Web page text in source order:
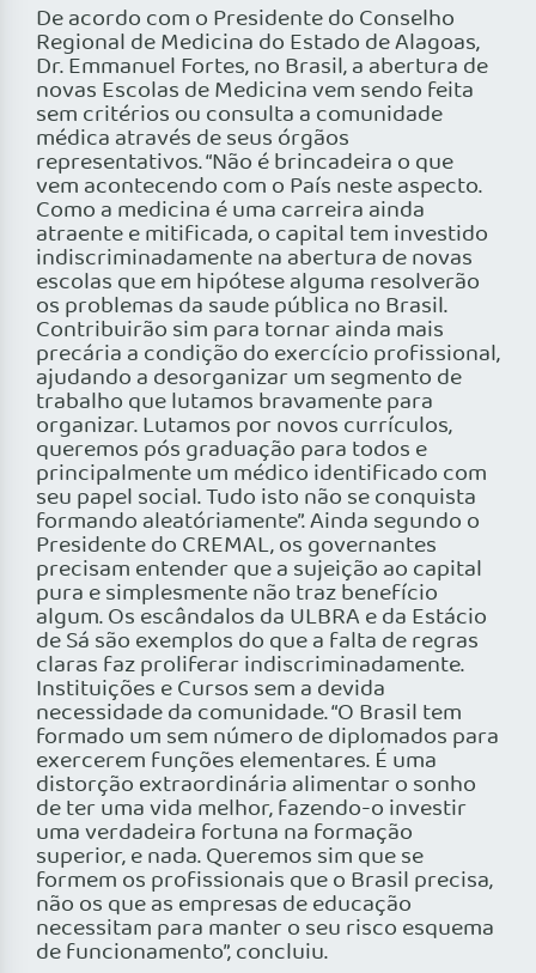
De acordo com o Presidente do Conselho
Regional de Medicina do Estado de Alagoas,
Dr. Emmanuel Fortes, no Brasil, a abertura de
novas Escolas de Medicina vem sendo feita
sem critérios ou consulta a comunidade
médica através de seus órgãos
representativos. “Não é brincadeira o que
vem acontecendo com o País neste aspecto.
Como a medicina é uma carreira ainda
atraente e mitificada, o capital tem investido
indiscriminadamente na abertura de novas
escolas que em hipótese alguma resolverão
os problemas da saude pública no Brasil.
Contribuirão sim para tornar ainda mais
precária a condição do exercício profissional,
ajudando a desorganizar um segmento de
trabalho que lutamos bravamente para
organizar. Lutamos por novos currículos,
queremos pós graduação para todos e
principalmente um médico identificado com
seu papel social. Tudo isto não se conquista
formando aleatóriamente”. Ainda segundo o
Presidente do CREMAL, os governantes
precisam entender que a sujeição ao capital
pura e simplesmente não traz benefício
algum. Os escândalos da ULBRA e da Estácio
de Sá são exemplos do que a falta de regras
claras faz proliferar indiscriminadamente.
Instituições e Cursos sem a devida
necessidade da comunidade. “O Brasil tem
formado um sem número de diplomados para
exercerem funções elementares. É uma
distorção extraordinária alimentar o sonho
de ter uma vida melhor, fazendo-o investir
uma verdadeira fortuna na formação
superior, e nada. Queremos sim que se
formem os profissionais que o Brasil precisa,
não os que as empresas de educação
necessitam para manter o seu risco esquema
de funcionamento”, concluiu.